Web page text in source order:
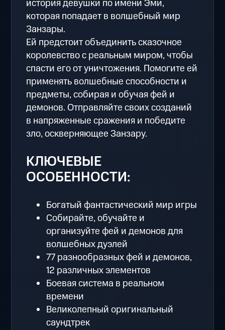
история девушки по имени Эми,
которая попадает в волшебный мир
Занзары.
Ей предстоит объединить сказочное
королевство с реальным миром, чтобы
спасти его от уничтожения. Помогите ей
применять волшебные способности и
предметы, собирая и обучая фей и
демонов. Отправляйте своих созданий
в напряженные сражения и победите
зло, оскверняющее Занзару.
КЛЮЧЕВЫЕ
ОСОБЕННОСТИ:
Богатый фантастический мир игры
Собирайте, обучайте и
организуйте фей и демонов для
волшебных дуэлей
77 разнообразных фей и демонов,
12 различных элементов
Боевая система в реальном
времени
Великолепный оригинальный
саундтрек